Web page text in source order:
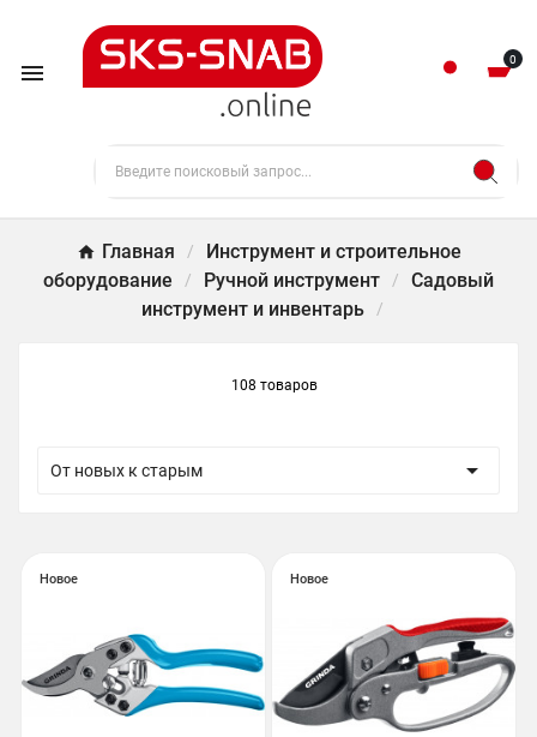
 0
Главная
Инструмент и строительное
оборудование
Ручной инструмент
Садовый
инструмент и инвентарь
108 товаров
От новых к старым 
Новое Новое